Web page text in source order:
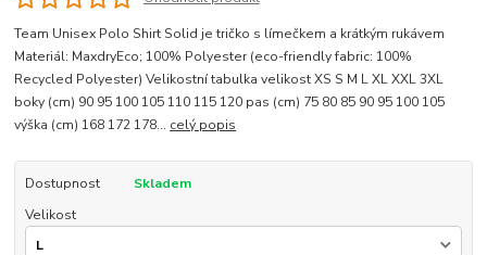
Team Unisex Polo Shirt Solid je tričko s límečkem a krátkým rukávem
Materiál: MaxdryEco; 100% Polyester (eco-friendly fabric: 100%
Recycled Polyester) Velikostní tabulka velikost XS S M L XL XXL 3XL
boky (cm) 90 95 100 105 110 115 120 pas (cm) 75 80 85 90 95 100 105
výška (cm) 168 172 178... celý popis
Dostupnost
Skladem
Velikost